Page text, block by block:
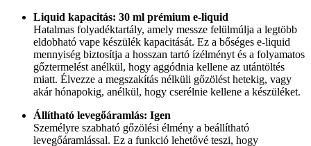
Liquid kapacitás: 30 ml prémium e-liquid
Hatalmas folyadéktartály, amely messze felülmúlja a legtöbb
eldobható vape készülék kapacitását. Ez a bőséges e-liquid
mennyiség biztosítja a hosszan tartó ízélményt és a folyamatos
gőztermelést anélkül, hogy aggódnia kellene az utántöltés
miatt. Élvezze a megszakítás nélküli gőzölést hetekig, vagy
akár hónapokig, anélkül, hogy cserélnie kellene a készüléket.
Állítható levegőáramlás: Igen
Személyre szabható gőzölési élmény a beállítható
levegőáramlással. Ez a funkció lehetővé teszi, hogy